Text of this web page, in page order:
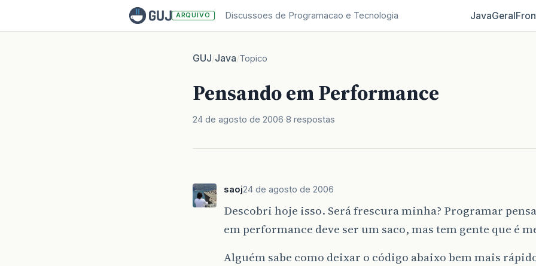
ARQUIVO Discussoes de Programacao e Tecnologia JavaGeral
GUJ/Java/Topico
Pensando em Performance
24 de agosto de 2006 8 respostas
saoj24 de agosto de 2006
Descobri hoje isso. Será frescura minha? Programar
em performance deve ser um saco, mas tem gente que é
Alguém sabe como deixar o código abaixo bem mais